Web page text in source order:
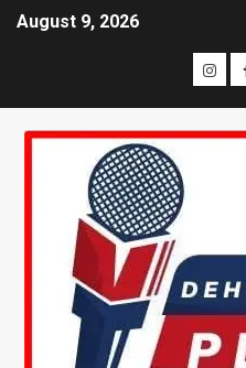
August 9, 2026